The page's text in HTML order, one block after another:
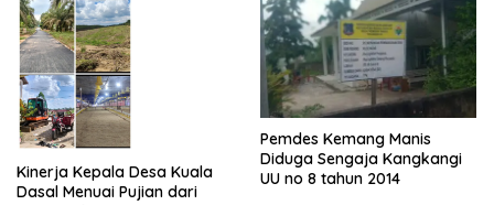
Kinerja Kepala Desa Kuala
Dasal Menuai Pujian dari
Pemdes Kemang Manis
Diduga Sengaja Kangkangi
UU no 8 tahun 2014